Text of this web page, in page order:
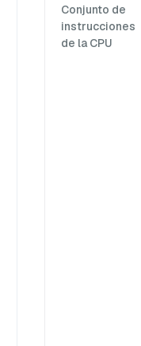
Conjunto de
instrucciones
de la CPU